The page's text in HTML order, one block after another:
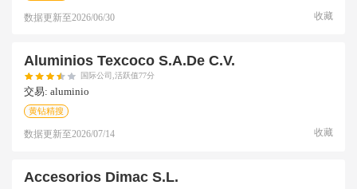
数据更新至2026/06/30 收藏
Aluminios Texcoco S.a.de C.v.
国际公司,活跃值77分
交易: aluminio
黄钻精搜
数据更新至2026/07/14 收藏
Accesorios Dimac S.l.